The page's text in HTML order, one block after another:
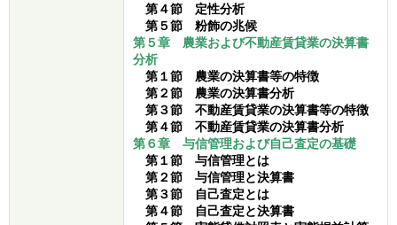
第４節 定性分析
第５節 粉飾の兆候
第５章 農業および不動産賃貸業の決算書
分析
第１節 農業の決算書等の特徴
第２節 農業の決算書分析
第３節 不動産賃貸業の決算書等の特徴
第４節 不動産賃貸業の決算書分析
第６章 与信管理および自己査定の基礎
第１節 与信管理とは
第２節 与信管理と決算書
第３節 自己査定とは
第４節 自己査定と決算書